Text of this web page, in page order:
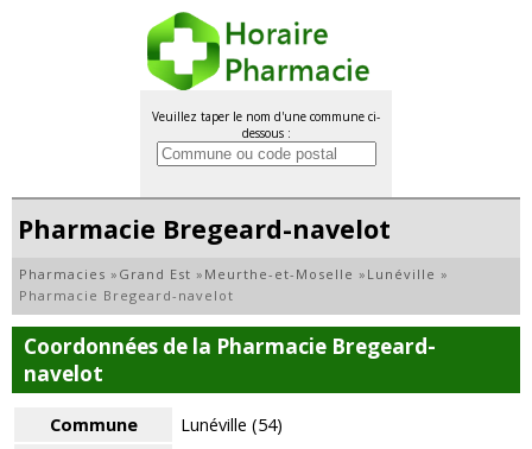
Veuillez taper le nom d'une commune ci-
dessous :
Pharmacie Bregeard-navelot
Pharmacies » Grand Est » Meurthe-et-Moselle » Lunéville »
Pharmacie Bregeard-navelot
Coordonnées de la Pharmacie Bregeard-
navelot
Commune
Lunéville (54)